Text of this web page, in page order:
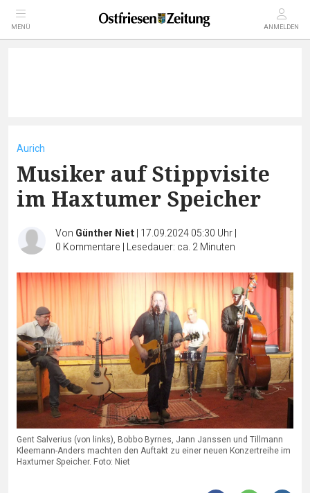
MENÜ ANMELDEN
Aurich
Musiker auf Stippvisite
im Haxtumer Speicher
Von Günther Niet| 17.09.2024 05:30 Uhr|
0 Kommentare | Lesedauer: ca. 2 Minuten
Gent Salverius (von links), Bobbo Byrnes, Jann Janssen und Tillmann
Kleemann-Anders machten den Auftakt zu einer neuen Konzertreihe im
Haxtumer Speicher. Foto: Niet